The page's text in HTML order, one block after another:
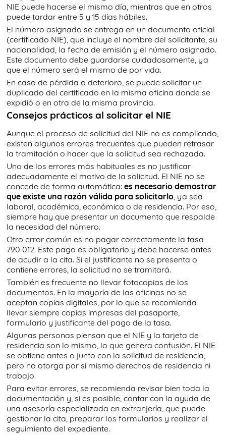
NIE puede hacerse el mismo día, mientras que en otros
puede tardar entre 5 y 15 días hábiles.
El número asignado se entrega en un documento oficial
(certificado NIE), que incluye el nombre del solicitante, su
nacionalidad, la fecha de emisión y el número asignado.
Este documento debe guardarse cuidadosamente, ya
que el número será el mismo de por vida.
En caso de pérdida o deterioro, se puede solicitar un
duplicado del certificado en la misma oficina donde se
expidió o en otra de la misma provincia.
Consejos prácticos al solicitar el NIE
Aunque el proceso de solicitud del NIE no es complicado,
existen algunos errores frecuentes que pueden retrasar
la tramitación o hacer que la solicitud sea rechazada.
Uno de los errores más habituales es no justificar
adecuadamente el motivo de la solicitud. El NIE no se
concede de forma automática: es necesario demostrar
que existe una razón válida para solicitarlo, ya sea
laboral, académica, económica o de residencia. Por eso,
siempre hay que presentar un documento que respalde
la necesidad del número.
Otro error común es no pagar correctamente la tasa
790 012. Este pago es obligatorio y debe hacerse antes
de acudir a la cita. Si el justificante no se presenta o
contiene errores, la solicitud no se tramitará.
También es frecuente no llevar fotocopias de los
documentos. En la mayoría de las oficinas no se
aceptan copias digitales, por lo que se recomienda
llevar siempre copias impresas del pasaporte,
formulario y justificante del pago de la tasa.
Algunas personas piensan que el NIE y la tarjeta de
residencia son lo mismo, lo que genera confusión. El NIE
se obtiene antes o junto con la solicitud de residencia,
pero no otorga por sí mismo derechos de residencia ni
trabajo.
Para evitar errores, se recomienda revisar bien toda la
documentación y, si es posible, contar con la ayuda de
una asesoría especializada en extranjería, que puede
gestionar la cita, preparar los formularios y realizar el
seguimiento del expediente.